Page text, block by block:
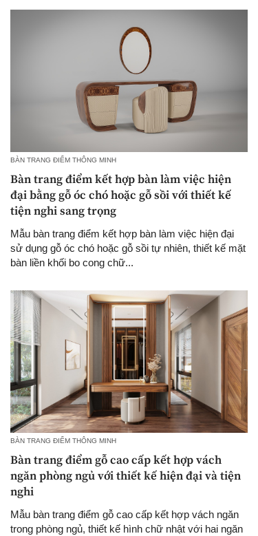
BÀN TRANG ĐIỂM THÔNG MINH
Bàn trang điểm kết hợp bàn làm việc hiện
đại bằng gỗ óc chó hoặc gỗ sồi với thiết kế
tiện nghi sang trọng
Mẫu bàn trang điểm kết hợp bàn làm việc hiện đại
sử dụng gỗ óc chó hoặc gỗ sồi tự nhiên, thiết kế mặt
bàn liền khối bo cong chữ...
BÀN TRANG ĐIỂM THÔNG MINH
Bàn trang điểm gỗ cao cấp kết hợp vách
ngăn phòng ngủ với thiết kế hiện đại và tiện
nghi
Mẫu bàn trang điểm gỗ cao cấp kết hợp vách ngăn
trong phòng ngủ, thiết kế hình chữ nhật với hai ngăn